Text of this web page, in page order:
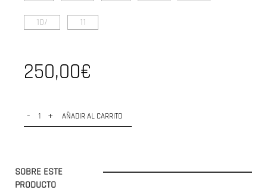
10/ 11
250,00€
- + AÑADIR AL CARRITO
SOBRE ESTE
PRODUCTO